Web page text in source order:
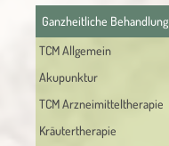
Ganzheitliche Behandlung
TCM Allgemein
Akupunktur
TCM Arzneimitteltherapie
Kräutertherapie